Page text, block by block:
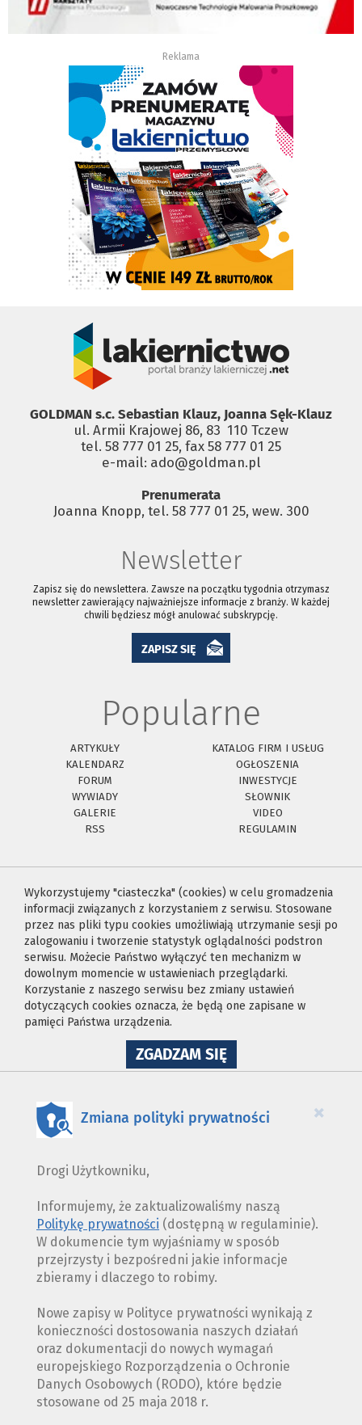
Reklama
GOLDMAN s.c. Sebastian Klauz, Joanna Sęk-Klauz
ul. Armii Krajowej 86, 83 ­ 110 Tczew
tel. 58 777 01 25, fax 58 777 01 25
e-mail: ado@goldman.pl
Prenumerata
Joanna Knopp, tel. 58 777 01 25, wew. 300
Newsletter
Zapisz się do newslettera. Zawsze na początku tygodnia otrzymasz
newsletter zawierający najważniejsze informacje z branży. W każdej
chwili będziesz mógł anulować subskrypcję.
ZAPISZ SIĘ
Popularne
ARTYKUŁY
KATALOG FIRM I USŁUG
KALENDARZ
OGŁOSZENIA
FORUM
INWESTYCJE
WYWIADY
SŁOWNIK
GALERIE
VIDEO
RSS
REGULAMIN
Wykorzystujemy "ciasteczka" (cookies) w celu gromadzenia
informacji związanych z korzystaniem z serwisu. Stosowane
przez nas pliki typu cookies umożliwiają utrzymanie sesji po
zalogowaniu i tworzenie statystyk oglądalności podstron
serwisu. Możecie Państwo wyłączyć ten mechanizm w
dowolnym momencie w ustawieniach przeglądarki.
Korzystanie z naszego serwisu bez zmiany ustawień
dotyczących cookies oznacza, że będą one zapisane w
pamięci Państwa urządzenia.
ZGADZAM SIĘNA
WYKORZYSTANIE
×
Zmiana polityki prywatności
Drogi Użytkowniku,
Informujemy, że zaktualizowaliśmy naszą
Politykę prywatności (dostępną w regulaminie).
W dokumencie tym wyjaśniamy w sposób
przejrzysty i bezpośredni jakie informacje
zbieramy i dlaczego to robimy.
Nowe zapisy w Polityce prywatności wynikają z
konieczności dostosowania naszych działań
oraz dokumentacji do nowych wymagań
europejskiego Rozporządzenia o Ochronie
Danych Osobowych (RODO), które będzie
stosowane od 25 maja 2018 r.